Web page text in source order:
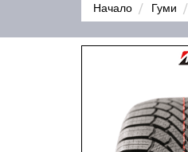
Начало Гуми